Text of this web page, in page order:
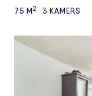
75 M2 3 KAMERS